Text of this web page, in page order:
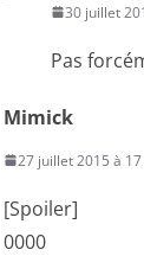
30 juillet
Pas
Mimick
27 juillet 2015 à
[Spoiler]
0000